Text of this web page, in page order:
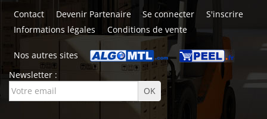
Contact Devenir Partenaire Se connecter
S'inscrire
Informations légales
Conditions de vente
Nos autres sites
Newsletter :